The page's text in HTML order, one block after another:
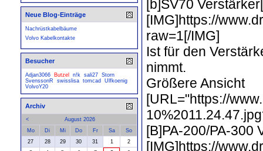
[b]SV70
[IMG]https://
raw=1[/IMG]
Ist für den
nimmt.
Größere Ansicht
[URL="https://
[B]PA-200/PA-300
[IMG]https://
Neue Blog-Einträge
Nachrüstkabelbäume
Volvo Kabelkontakte
Besucher
Adjan3066 Butzel n!k sali27 Storn
SvenssonR
swisslisa tomcad
Ulfkoenig
VolvoY20
Archiv
<
August 2026
Mo
Di Mi Do Fr Sa
So
27
28 29 30 31 1
2